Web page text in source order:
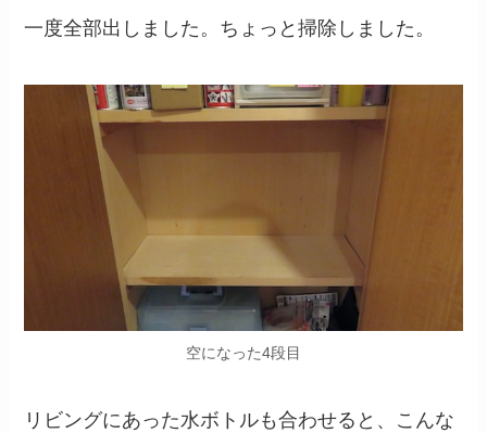
一度全部出しました。ちょっと掃除しました。
空になった4段目
リビングにあった水ボトルも合わせると、こんな